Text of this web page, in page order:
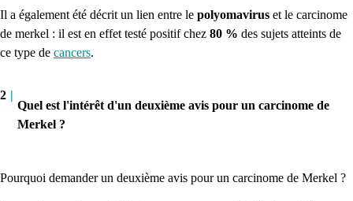
Il a également été décrit un lien entre le polyomavirus et le carcinome
de merkel : il est en effet testé positif chez 80 % des sujets atteints de
ce type de cancers.
2 |
Quel est l'intérêt d'un deuxième avis pour un carcinome de
Merkel ?
Pourquoi demander un deuxième avis pour un carcinome de Merkel ?